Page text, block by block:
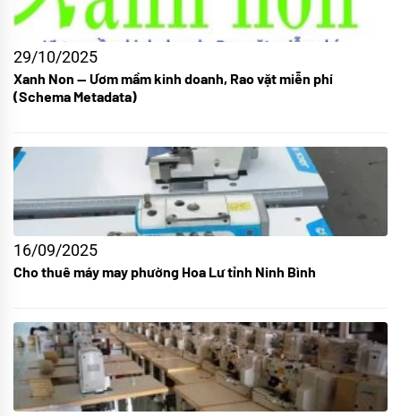
29/10/2025
Xanh Non — Ươm mầm kinh doanh, Rao vặt miễn phí
(Schema Metadata)
16/09/2025
Cho thuê máy may phường Hoa Lư tỉnh Ninh Bình